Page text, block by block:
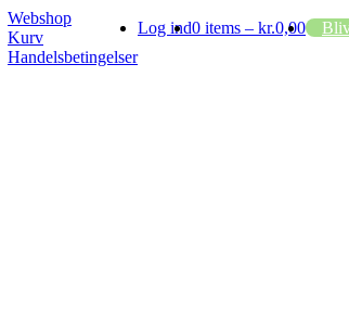
Webshop
Kurv
Handelsbetingelser
Log ind0 items – kr.0,00